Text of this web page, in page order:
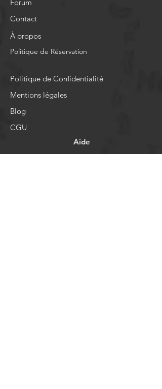
Forum
Contact
À propos
Politique de Réservation
Politique de Confidentialité
Mentions légales
Blog
CGU
Aide